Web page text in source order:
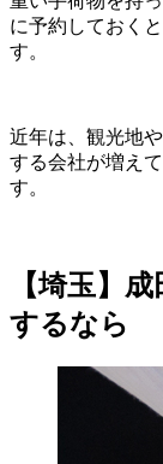
に予約しておく
す。
近年は、観光地
する会社が増え
す。
【埼玉】
するなら